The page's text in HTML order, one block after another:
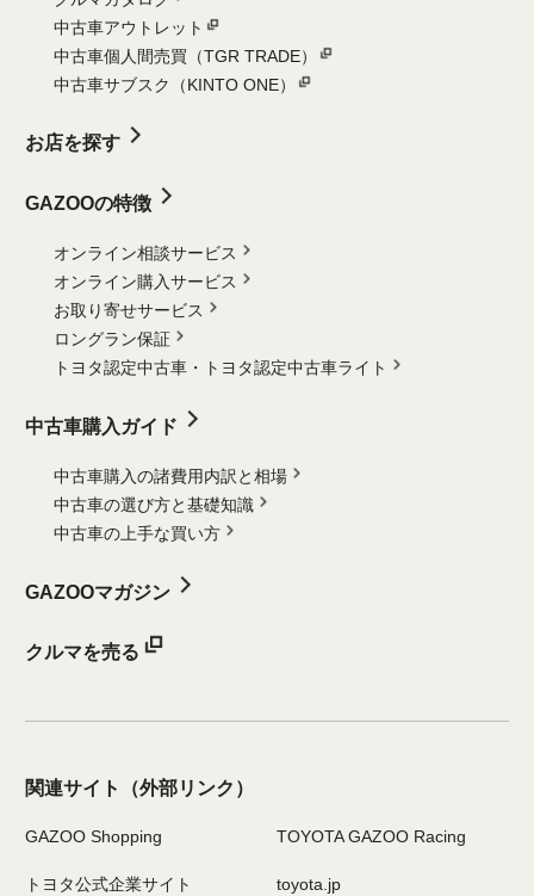
中古車アウトレット
中古車個人間売買（TGR TRADE）
中古車サブスク（KINTO ONE）
お店を探す
GAZOOの特徴
オンライン相談サービス
オンライン購入サービス
お取り寄せサービス
ロングラン保証
トヨタ認定中古車・
トヨタ認定中古車ライト
中古車購入ガイド
中古車購入の諸費用内訳と相場
中古車の選び方と基礎知識
中古車の上手な買い方
GAZOOマガジン
クルマを売る
関連サイト （外部リンク）
GAZOO Shopping TOYOTA GAZOO Racing
トヨタ公式企業サイト toyota.jp